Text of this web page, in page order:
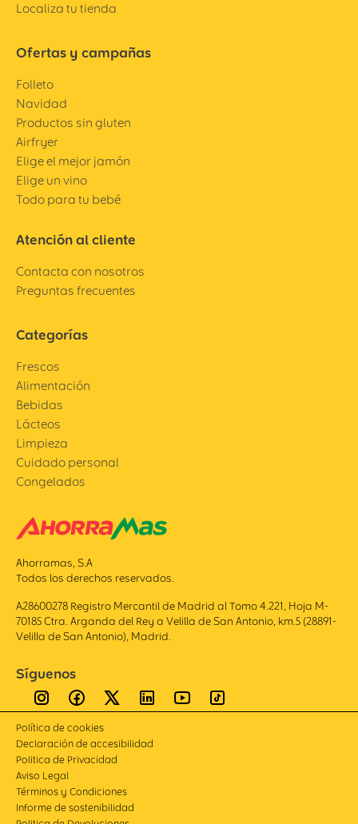
Localiza tu tienda
Ofertas y campañas
Folleto
Navidad
Productos sin gluten
Airfryer
Elige el mejor jamón
Elige un vino
Todo para tu bebé
Atención al cliente
Contacta con nosotros
Preguntas frecuentes
Categorías
Frescos
Alimentación
Bebidas
Lácteos
Limpieza
Cuidado personal
Congelados
Ahorramas, S.A
Todos los derechos reservados.
A28600278 Registro Mercantil de Madrid al Tomo 4.221, Hoja M-
70185 Ctra. Arganda del Rey a Velilla de San Antonio, km.5 (28891-
Velilla de San Antonio), Madrid.
Síguenos
Política de cookies
Declaración de accesibilidad
Politica de Privacidad
Aviso Legal
Términos y Condiciones
Informe de sostenibilidad